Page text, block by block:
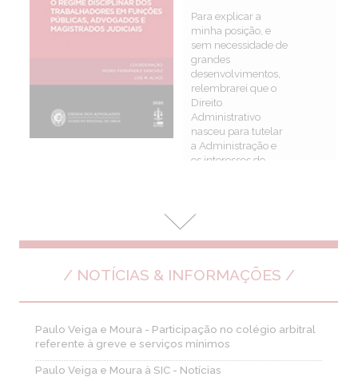
Para explicar a
minha posição, e
sem necessidade de
grandes
desenvolvimentos,
relembrarei que o
Direito
Administrativo
nasceu para tutelar
a Administração e
os interesses do
(Página 37 e
/ NOTÍCIAS & INFORMAÇÕES /
Paulo Veiga e Moura - Participação no colégio arbitral
referente à greve e serviços mínimos
Paulo Veiga e Moura à SIC - Notícias